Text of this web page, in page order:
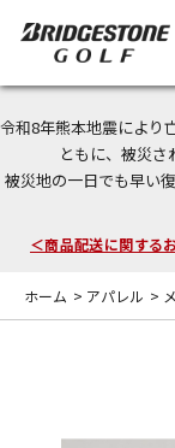
令和8年熊本地震により
ともに、被災さ
被災地の一日でも早い
＜夏季休暇中のご注
今なら新規会員登録
＜商品配送に関する
ホーム > アパレル >